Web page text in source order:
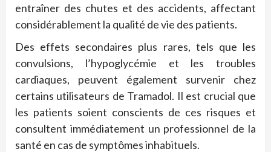
entraîner des chutes et des accidents, affectant
considérablement la qualité de vie des patients.
Des effets secondaires plus rares, tels que les
convulsions, l’hypoglycémie et les troubles
cardiaques, peuvent également survenir chez
certains utilisateurs de Tramadol. Il est crucial que
les patients soient conscients de ces risques et
consultent immédiatement un professionnel de la
santé en cas de symptômes inhabituels.